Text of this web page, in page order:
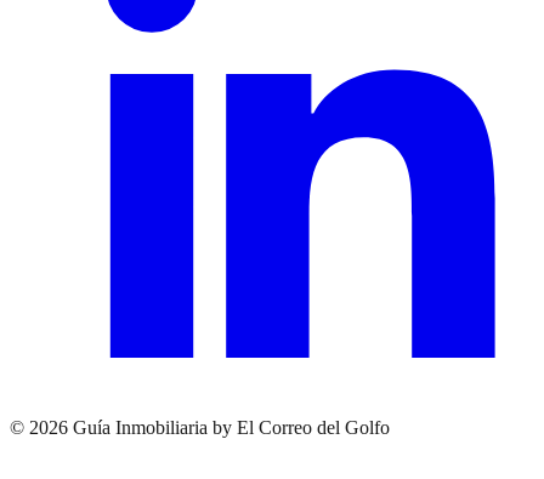
© 2026 Guía Inmobiliaria by El Correo del Golfo